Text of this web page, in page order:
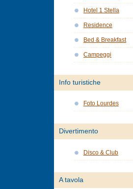
Hotel 1 Stella
Residence
Bed & Breakfast
Campeggi
Info turistiche
Foto Lourdes
Divertimento
Disco & Club
A tavola